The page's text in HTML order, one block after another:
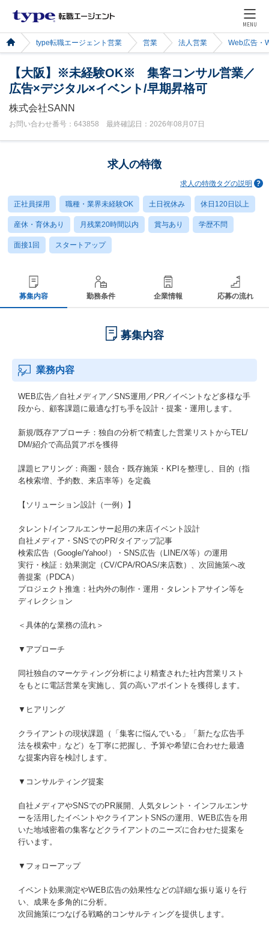
MENU
type転職エージェント営業 営業 法人営業 Web広告・
【大阪】※未経験OK※ 集客コンサル営業／
広告×デジタル×イベント/早期昇格可
株式会社SANN
お問い合わせ番号：643858 最終確認日：2026年08月07日
求人の特徴
求人の特徴タグの説明
正社員採用 職種・業界未経験OK 土日祝休み 休日120日以上
産休・育休あり 月残業20時間以内 賞与あり 学歴不問
面接1回 スタートアップ
募集内容 勤務条件 企業情報 応募の流れ
募集内容
業務内容
WEB広告／自社メディア／SNS運用／PR／イベントなど多様な手
段から、顧客課題に最適な打ち手を設計・提案・運用します。
新規/既存アプローチ：独自の分析で精査した営業リストからTEL/
DM/紹介で高品質アポを獲得
課題ヒアリング：商圏・競合・既存施策・KPIを整理し、目的（指
名検索増、予約数、来店率等）を定義
【ソリューション設計（一例）】
タレント/インフルエンサー起用の来店イベント設計
自社メディア・SNSでのPR/タイアップ記事
検索広告（Google/Yahoo!）・SNS広告（LINE/X等）の運用
実行・検証：効果測定（CV/CPA/ROAS/来店数）、次回施策へ改
善提案（PDCA）
プロジェクト推進：社内外の制作・運用・タレントアサイン等を
ディレクション
＜具体的な業務の流れ＞
▼アプローチ
同社独自のマーケティング分析により精査された社内営業リスト
をもとに電話営業を実施し、質の高いアポイントを獲得します。
▼ヒアリング
クライアントの現状課題（「集客に悩んでいる」「新たな広告手
法を模索中」など）を丁寧に把握し、予算や希望に合わせた最適
な提案内容を検討します。
▼コンサルティング提案
自社メディアやSNSでのPR展開、人気タレント・インフルエンサ
ーを活用したイベントやクライアントSNSの運用、WEB広告を用
いた地域密着の集客などクライアントのニーズに合わせた提案を
行います。
▼フォローアップ
イベント効果測定やWEB広告の効果性などの詳細な振り返りを行
い、成果を多角的に分析。
次回施策につなげる戦略的コンサルティングを提供します。